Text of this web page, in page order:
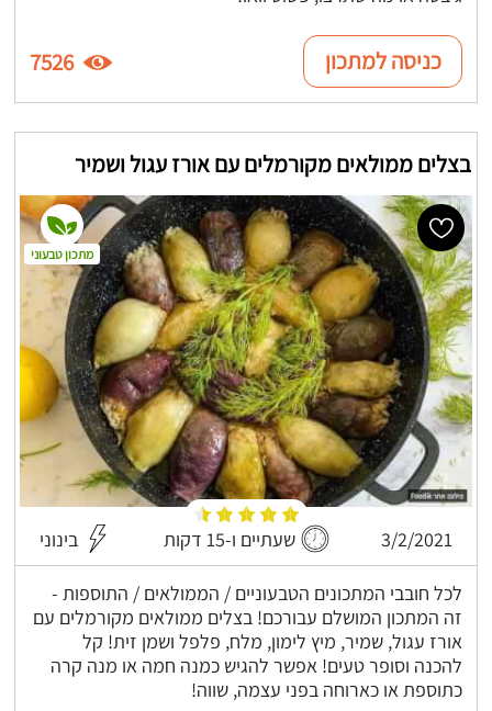
כניסה למתכון 7526
בצלים ממולאים מקורמלים עם אורז עגול ושמיר
3/2/2021 שעתיים ו-15 דקות בינוני
לכל חובבי המתכונים הטבעוניים / הממולאים / התוספות -
זה המתכון המושלם עבורכם! בצלים ממולאים מקורמלים עם
אורז עגול, שמיר, מיץ לימון, מלח, פלפל ושמן זית! קל
להכנה וסופר טעים! אפשר להגיש כמנה חמה או מנה קרה
כתוספת או כארוחה בפני עצמה, שווה!
מתכון טבעוני